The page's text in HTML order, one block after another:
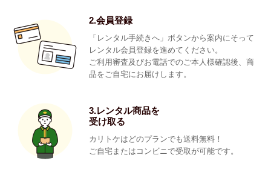
2.会員登録
「レンタル手続きへ」ボタンから案内にそって
レンタル会員登録を進めてください。
ご利用審査及びお電話でのご本人様確認後、商
品をご自宅にお届けします。
3.レンタル商品を
受け取る
カリトケはどのプランでも送料無料！
ご自宅またはコンビニで受取が可能です。